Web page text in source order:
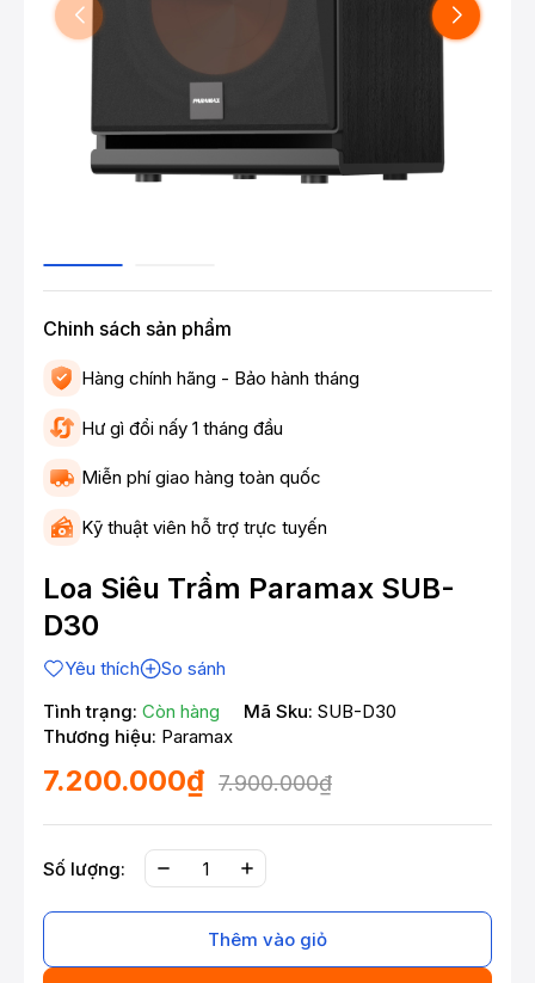
Chinh sách sản phẩm
Hàng chính hãng - Bảo hành tháng
Hư gì đổi nấy 1 tháng đầu
Miễn phí giao hàng toàn quốc
Kỹ thuật viên hỗ trợ trực tuyến
Loa Siêu Trầm Paramax SUB-
D30
Yêu thích
So sánh
Tình trạng: Còn hàng Mã Sku: SUB-D30
Thương hiệu: Paramax
7.200.000₫ 7.900.000₫
Số lượng:
Thêm vào giỏ